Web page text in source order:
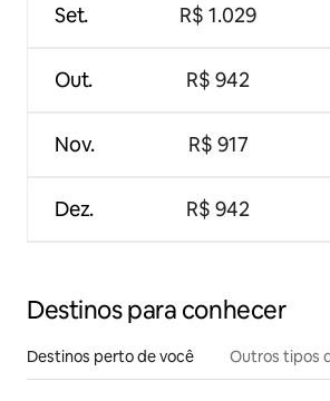
Set.
Out.
Nov.
Dez.
R$ 1.029
R$ 942
R$ 917
R$ 942
Destinos para conhecer
Destinos perto de você Outros tipos